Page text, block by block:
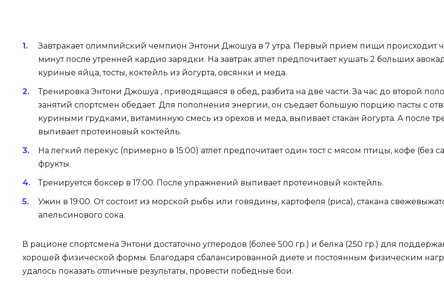
Завтракает олимпийский чемпион Энтони Джошуа в 7 утра. Первый прием пищи происходит
минут после утренней кардио зарядки. На завтрак атлет предпочитает кушать 2 больших
куриные яйца, тосты, коктейль из йогурта, овсянки и меда.
Тренировка Энтони Джошуа , приводящаяся в обед, разбита на две части. За час до второй
занятий спортсмен обедает. Для пополнения энергии, он съедает большую порцию пасты с
куриными грудками, витаминную смесь из орехов и меда, выпивает стакан йогурта. А после
выпивает протеиновый коктейль.
На легкий перекус (примерно в 15:00) атлет предпочитает один тост с мясом птицы, кофе (без
фрукты.
Тренируется боксер в 17:00. После упражнений выпивает протеиновый коктейль.
Ужин в 19:00. От состоит из морской рыбы или говядины, картофеля (риса), стакана
апельсинового сока.
В рационе спортсмена Энтони достаточно углеродов (более 500 гр.) и белка (250 гр.) для
хорошей физической формы. Благодаря сбалансированной диете и постоянным физическим
удалось показать отличные результаты, провести победные бои.